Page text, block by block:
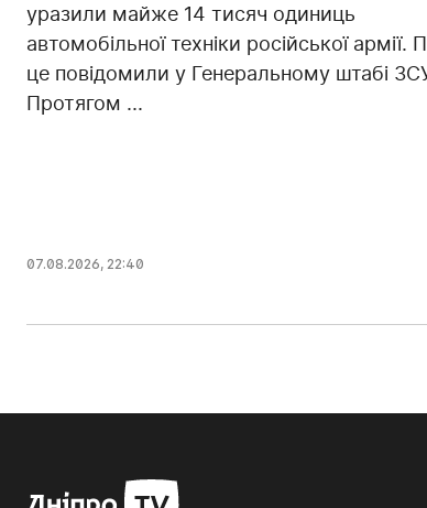
уразили майже 14 тисяч одиниць
автомобільної техніки російської армії.
це повідомили у Генеральному штабі
Протягом ...
07.08.2026, 22:40